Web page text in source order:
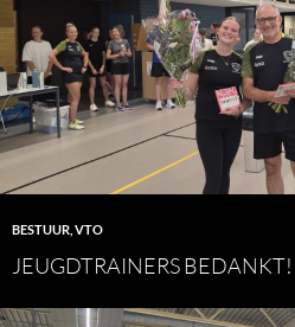
BESTUUR VTO
JEUGDTRAINERS